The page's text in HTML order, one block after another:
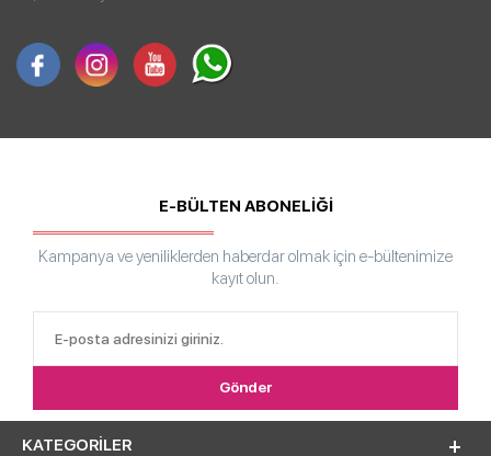
E-BÜLTEN ABONELİĞİ
Kampanya ve yeniliklerden haberdar olmak için e-bültenimize
kayıt olun.
KATEGORILER